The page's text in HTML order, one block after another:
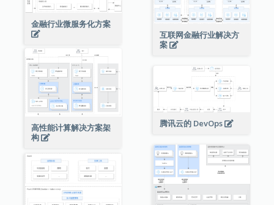
金融行业微服务化方案
互联网金融行业解决方
案
高性能计算解决方案架
构
腾讯云的 DevOps